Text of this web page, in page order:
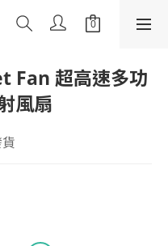
Fan 超高速多功
風扇